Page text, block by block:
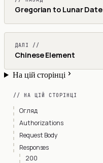
Gregorian to Lunar Date
ДАЛІ //
Chinese Element
На цій сторінці
// НА ЦІЙ СТОРІНЦІ
Огляд
Authorizations
Request Body
Responses
200